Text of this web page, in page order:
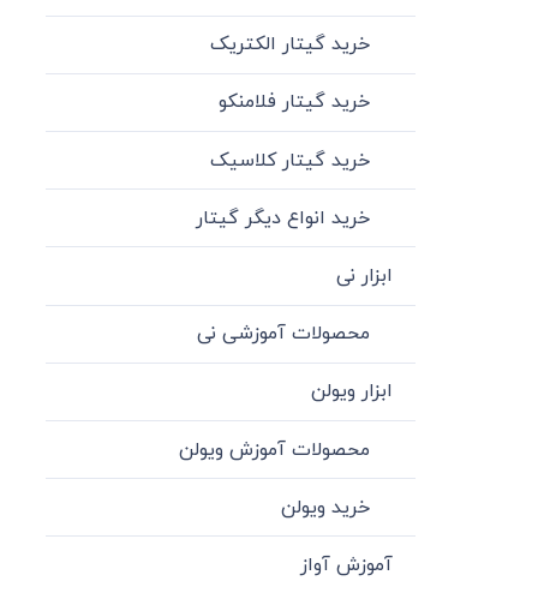
خرید گیتار الکتریک
خرید گیتار فلامنکو
خرید گیتار کلاسیک
خرید انواع دیگر گیتار
ابزار نی
محصولات آموزشی نی
ابزار ویولن
محصولات آموزش ویولن
خرید ویولن
آموزش آواز